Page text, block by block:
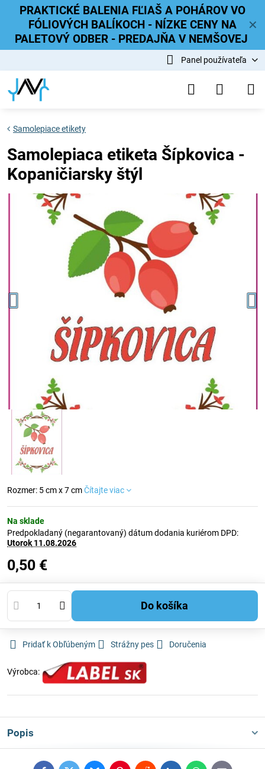
✕
PRAKTICKÉ BALENIA FĽIAŠ A POHÁROV VO
FÓLIOVÝCH BALÍKOCH - NÍZKE CENY NA
PALETOVÝ ODBER - PREDAJŇA V NEMŠOVEJ
Panel používateľa
Samolepiace etikety
Samolepiaca etiketa Šípkovica -
Kopaničiarsky štýl
Rozmer: 5 cm x 7 cmČítajte viac
Na sklade
Predpokladaný (negarantovaný) dátum dodania kuriérom DPD:
Utorok 11.08.2026
0,50 €
Do košíka
Pridať k Obľúbeným Strážny pes Doručenia
Výrobca:
Popis